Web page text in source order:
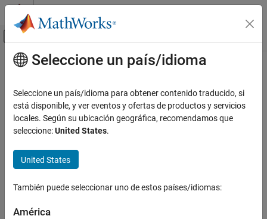
Saltar al contenido
Mostrar/ocultar menú de navegación
Inicio de Documentación
Contenido principal
How useful was this information?
Seleccione un país/idioma
Seleccione un país/idioma para obtener contenido traducido, si
está disponible, y ver eventos y ofertas de productos y servicios
locales. Según su ubicación geográfica, recomendamos que
seleccione:United States.
United States
También puede seleccionar uno de estos países/idiomas:
América